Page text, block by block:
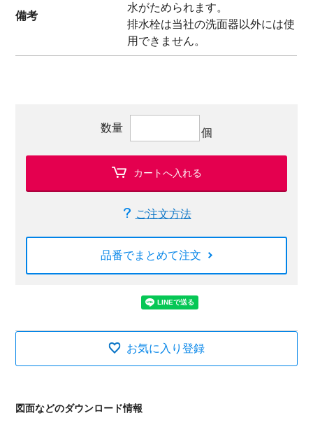
備考
水がためられます。
排水栓は当社の洗面器以外には使
用できません。
数量 個
カートへ入れる
ご注文方法
品番でまとめて注文
お気に入り登録
図面などのダウンロード情報